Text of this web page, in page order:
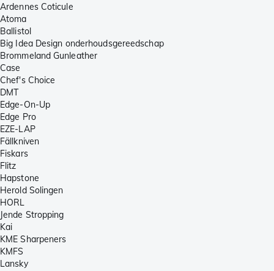
Ardennes Coticule
Atoma
Ballistol
Big Idea Design onderhoudsgereedschap
Brommeland Gunleather
Case
Chef's Choice
DMT
Edge-On-Up
Edge Pro
EZE-LAP
Fällkniven
Fiskars
Flitz
Hapstone
Herold Solingen
HORL
Jende Stropping
Kai
KME Sharpeners
KMFS
Lansky